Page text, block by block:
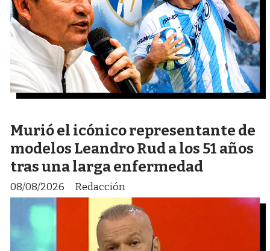
Murió el icónico representante de
modelos Leandro Rud a los 51 años
tras una larga enfermedad
Redacción
08/08/2026